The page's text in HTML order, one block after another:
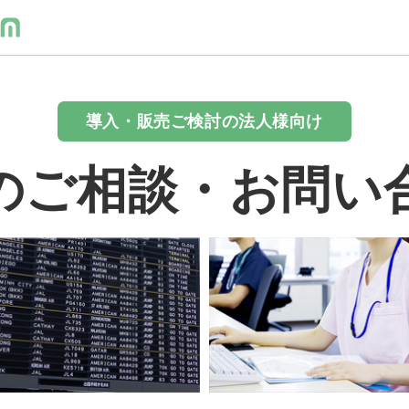
導入・販売ご検討の法人様向け
ご相談・お問い